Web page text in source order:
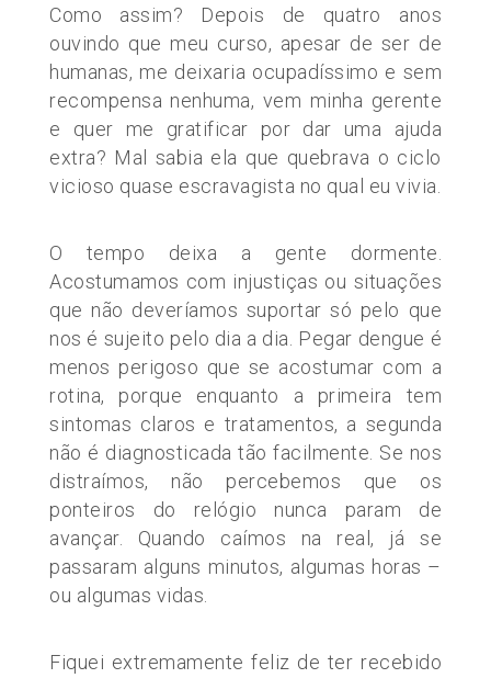
Como assim? Depois de quatro anos
ouvindo que meu curso, apesar de ser de
humanas, me deixaria ocupadíssimo e sem
recompensa nenhuma, vem minha gerente
e quer me gratificar por dar uma ajuda
extra? Mal sabia ela que quebrava o ciclo
vicioso quase escravagista no qual eu vivia.
O tempo deixa a gente dormente.
Acostumamos com injustiças ou situações
que não deveríamos suportar só pelo que
nos é sujeito pelo dia a dia. Pegar dengue é
menos perigoso que se acostumar com a
rotina, porque enquanto a primeira tem
sintomas claros e tratamentos, a segunda
não é diagnosticada tão facilmente. Se nos
distraímos, não percebemos que os
ponteiros do relógio nunca param de
avançar. Quando caímos na real, já se
passaram alguns minutos, algumas horas –
ou algumas vidas.
Fiquei extremamente feliz de ter recebido